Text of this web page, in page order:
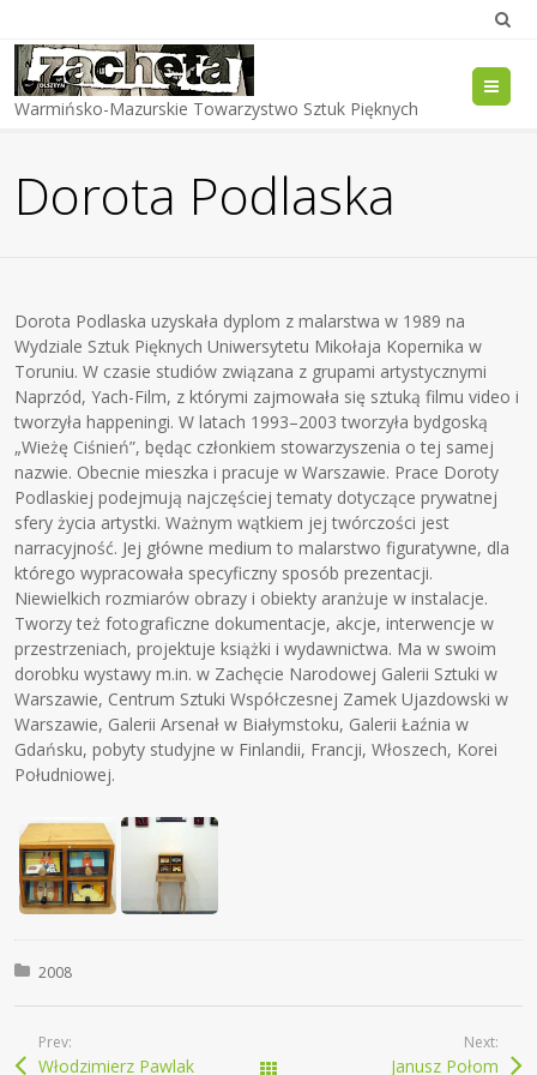
Warmińsko-Mazurskie Towarzystwo Sztuk Pięknych
Dorota Podlaska
Dorota Podlaska uzyskała dyplom z malarstwa w 1989 na
Wydziale Sztuk Pięknych Uniwersytetu Mikołaja Kopernika w
Toruniu. W czasie studiów związana z grupami artystycznymi
Naprzód, Yach-Film, z którymi zajmowała się sztuką filmu video i
tworzyła happeningi. W latach 1993–2003 tworzyła bydgoską
„Wieżę Ciśnień”, będąc członkiem stowarzyszenia o tej samej
nazwie. Obecnie mieszka i pracuje w Warszawie. Prace Doroty
Podlaskiej podejmują najczęściej tematy dotyczące prywatnej
sfery życia artystki. Ważnym wątkiem jej twórczości jest
narracyjność. Jej główne medium to malarstwo figuratywne, dla
którego wypracowała specyficzny sposób prezentacji.
Niewielkich rozmiarów obrazy i obiekty aranżuje w instalacje.
Tworzy też fotograficzne dokumentacje, akcje, interwencje w
przestrzeniach, projektuje książki i wydawnictwa. Ma w swoim
dorobku wystawy m.in. w Zachęcie Narodowej Galerii Sztuki w
Warszawie, Centrum Sztuki Współczesnej Zamek Ujazdowski w
Warszawie, Galerii Arsenał w Białymstoku, Galerii Łaźnia w
Gdańsku, pobyty studyjne w Finlandii, Francji, Włoszech, Korei
Południowej.
Posted in:
2008
Prev:
Włodzimierz Pawlak Wszystkie wpisy
Next:
Janusz Połom